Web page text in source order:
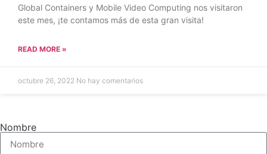
Global Containers y Mobile Video Computing nos visitaron
este mes, ¡te contamos más de esta gran visita!
READ MORE »
octubre 26, 2022 No hay comentarios
Nombre